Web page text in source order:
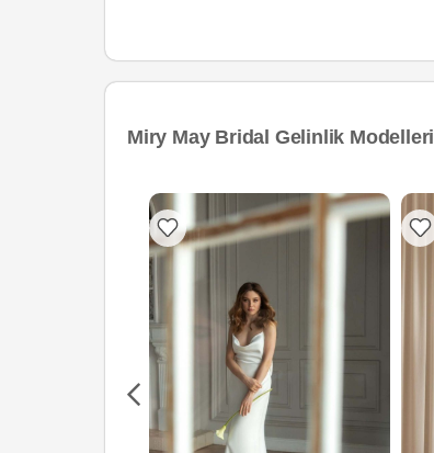
Miry May Bridal Gelinlik Modelleri